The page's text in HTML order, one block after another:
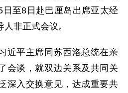
至8日赴巴厘岛出席亚太经
非正式会议。
平主席同苏西洛总统在亲
会谈，就双边关系及共同关
深入交换意见，达成重要共